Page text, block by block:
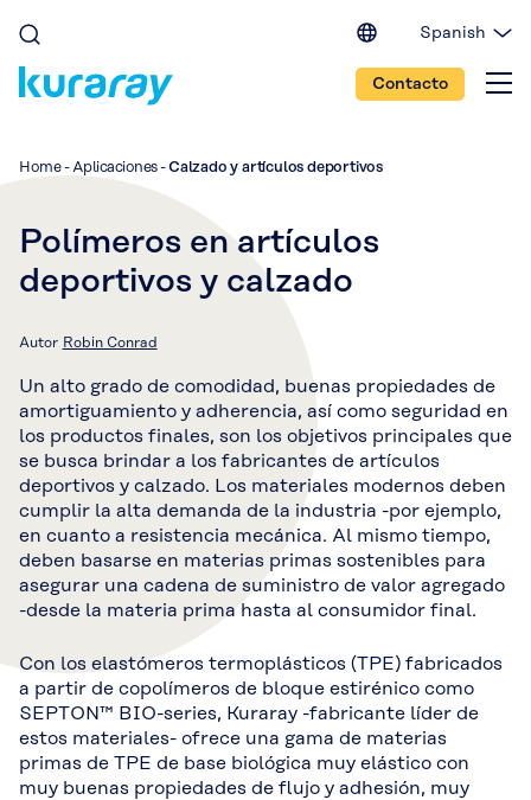
English (EU)
English (IN)
Spanish
Contacto
Home-Aplicaciones-Calzado y artículos deportivos
Polímeros en artículos
deportivos y calzado
Autor Robin Conrad
Un alto grado de comodidad, buenas propiedades de
amortiguamiento y adherencia, así como seguridad en
los productos finales, son los objetivos principales que
se busca brindar a los fabricantes de artículos
deportivos y calzado. Los materiales modernos deben
cumplir la alta demanda de la industria -por ejemplo,
en cuanto a resistencia mecánica. Al mismo tiempo,
deben basarse en materias primas sostenibles para
asegurar una cadena de suministro de valor agregado
-desde la materia prima hasta al consumidor final.
Con los elastómeros termoplásticos (TPE) fabricados
a partir de copolímeros de bloque estirénico como
SEPTON™ BIO-series, Kuraray -fabricante líder de
estos materiales- ofrece una gama de materias
primas de TPE de base biológica muy elástico con
muy buenas propiedades de flujo y adhesión, muy